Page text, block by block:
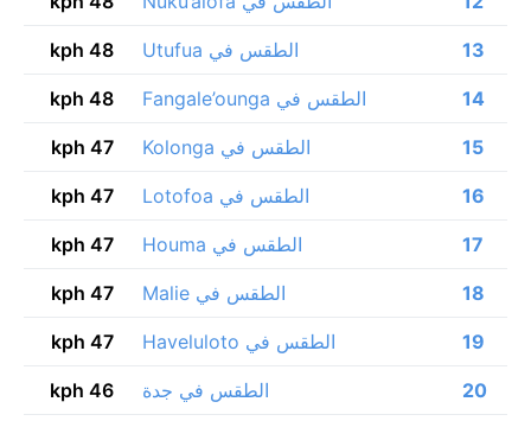
13 الطقس في Utufua 48 kph
14 الطقس في Fangale’ounga 48 kph
15 الطقس في Kolonga 47 kph
16 الطقس في Lotofoa 47 kph
17 الطقس في Houma 47 kph
18 الطقس في Malie 47 kph
19 الطقس في Haveluloto 47 kph
20 الطقس في جدة 46 kph